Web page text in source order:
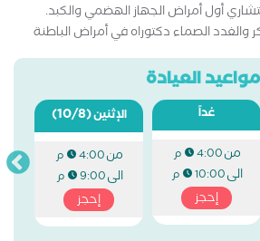
أول أمراض الجهاز الهضمي والكبد.
والغدد الصماء دكتوراه في أمراض الباطنة
الهضمي والكبد
مواعيد العيادة
غداً
من4:00 م
الى10:00 م
إحجز
الإثنين(10/8)
من4:00 م
الى9:00 م
إحجز